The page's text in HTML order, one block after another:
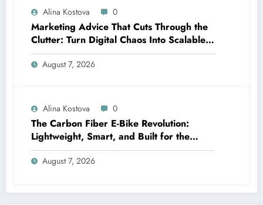
Alina Kostova 0
Marketing Advice That Cuts Through the
Clutter: Turn Digital Chaos Into Scalable
Campaigns
August 7, 2026
Alina Kostova 0
The Carbon Fiber E-Bike Revolution:
Lightweight, Smart, and Built for the
Future
August 7, 2026